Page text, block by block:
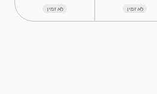
לא זמין לא זמין